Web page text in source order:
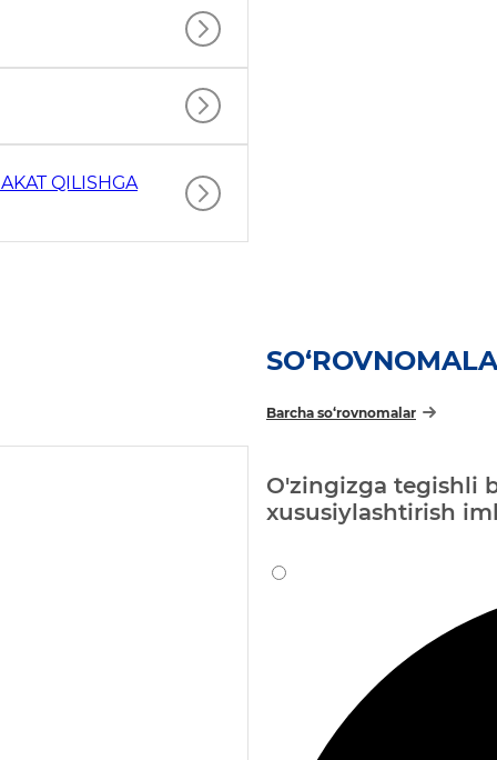
QILISHGA
Barcha so‘rovnomalar
O'zingizga tegishli
xususiylashtirish